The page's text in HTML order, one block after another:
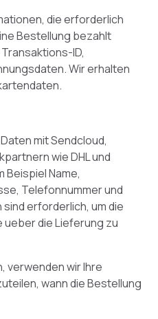
die erforderlich
Bestellung bezahlt
ID,
Wir erhalten
mit Sendcloud,
wie DHL und
Beispiel Name,
Telefonnummer und
erforderlich, um die
ueber die Lieferung zu
verwenden wir Ihre
wann die Bestellung